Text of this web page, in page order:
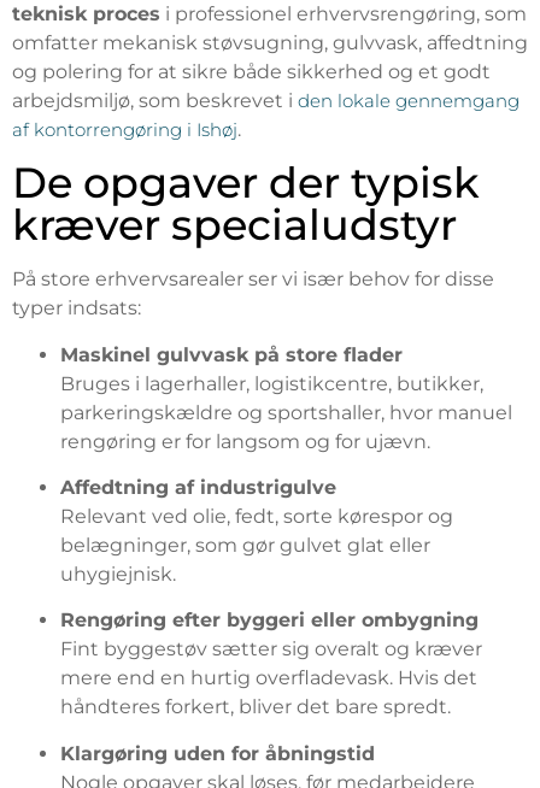
teknisk proces i professionel erhvervsrengøring, som
omfatter mekanisk støvsugning, gulvvask, affedtning
og polering for at sikre både sikkerhed og et godt
arbejdsmiljø, som beskrevet i den lokale gennemgang
af kontorrengøring i Ishøj.
De opgaver der typisk
kræver specialudstyr
På store erhvervsarealer ser vi især behov for disse
typer indsats:
Maskinel gulvvask på store flader
Bruges i lagerhaller, logistikcentre, butikker,
parkeringskældre og sportshaller, hvor manuel
rengøring er for langsom og for ujævn.
Affedtning af industrigulve
Relevant ved olie, fedt, sorte kørespor og
belægninger, som gør gulvet glat eller
uhygiejnisk.
Rengøring efter byggeri eller ombygning
Fint byggestøv sætter sig overalt og kræver
mere end en hurtig overfladevask. Hvis det
håndteres forkert, bliver det bare spredt.
Klargøring uden for åbningstid
Nogle opgaver skal løses, før medarbejdere